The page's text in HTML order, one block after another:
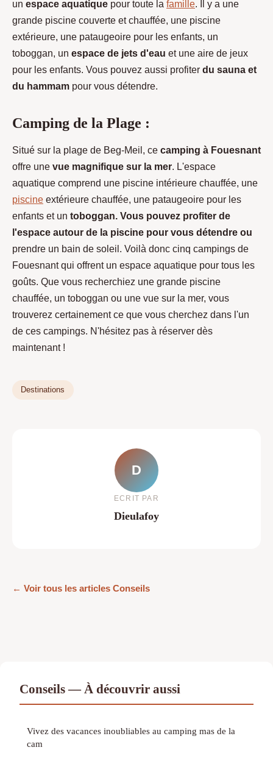
un espace aquatique pour toute la famille. Il y a une
grande piscine couverte et chauffée, une piscine
extérieure, une pataugeoire pour les enfants, un
toboggan, un espace de jets d'eau et une aire de jeux
pour les enfants. Vous pouvez aussi profiter du sauna et
du hammam pour vous détendre.
Camping de la Plage :
Situé sur la plage de Beg-Meil, ce camping à Fouesnant
offre une vue magnifique sur la mer. L'espace
aquatique comprend une piscine intérieure chauffée, une
piscine extérieure chauffée, une pataugeoire pour les
enfants et un toboggan. Vous pouvez profiter de
l'espace autour de la piscine pour vous détendre ou
prendre un bain de soleil. Voilà donc cinq campings de
Fouesnant qui offrent un espace aquatique pour tous les
goûts. Que vous recherchiez une grande piscine
chauffée, un toboggan ou une vue sur la mer, vous
trouverez certainement ce que vous cherchez dans l'un
de ces campings. N'hésitez pas à réserver dès
maintenant !
Destinations
D
ECRIT PAR
Dieulafoy
← Voir tous les articles Conseils
Conseils — À découvrir aussi
Vivez des vacances inoubliables au camping mas de la
cam